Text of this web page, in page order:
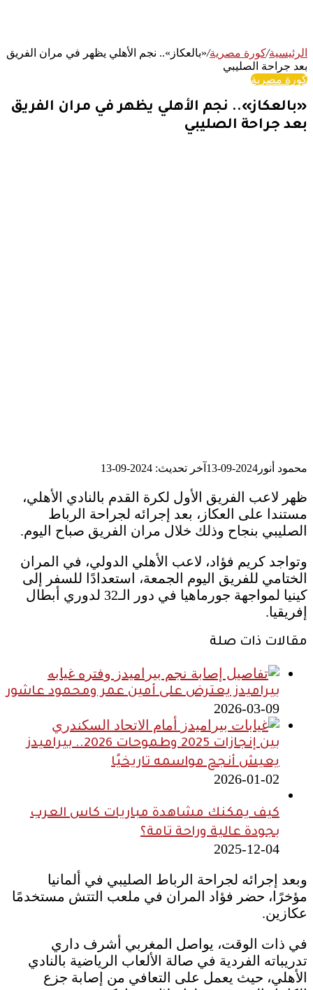
الرئيسية/كورة مصرية/«بالعكاز».. نجم الأهلي يظهر في مران الفريق
بعد جراحة الصليبي
كورة مصرية
«بالعكاز».. نجم الأهلي يظهر في مران الفريق
بعد جراحة الصليبي
محمود أنور 2024-09-13 آخر تحديث: 2024-09-13
ظهر لاعب الفريق الأول لكرة القدم بالنادي الأهلي،
مستندا على العكاز، بعد إجرائه لجراحة الرباط
الصليبي بنجاح وذلك خلال مران الفريق صباح اليوم.
وتواجد كريم فؤاد، لاعب الأهلي الدولي، في المران
الختامي للفريق اليوم الجمعة، استعدادًا للسفر إلى
كينيا لمواجهة جورماهيا في دور الـ32 لدوري أبطال
إفريقيا.
مقالات ذات صلة
بيراميدز يعترض على أمين عمر ومحمود عاشور
2026-03-09
بين إنجازات 2025 وطموحات 2026.. بيراميدز
يعيش أنجح مواسمه تاريخيًا
2026-01-02
كيف يمكنك مشاهدة مباريات كاس العرب
بجودة عالية وراحة تامة؟
2025-12-04
وبعد إجرائه لجراحة الرباط الصليبي في ألمانيا
مؤخرًا، حضر فؤاد المران في ملعب التتش مستخدمًا
عكازين.
في ذات الوقت، يواصل المغربي أشرف داري
تدريباته الفردية في صالة الألعاب الرياضية بالنادي
الأهلي، حيث يعمل على التعافي من إصابة جزع